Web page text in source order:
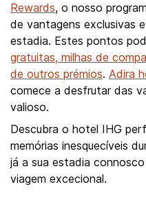
Rewards, o nosso
de vantagens exclusivas
estadia. Estes pontos
gratuitas, milhas de
de outros prémios. Adira
comece a desfrutar das
valioso.
Descubra o hotel IHG
memórias inesquecíveis
já a sua estadia
viagem excecional.